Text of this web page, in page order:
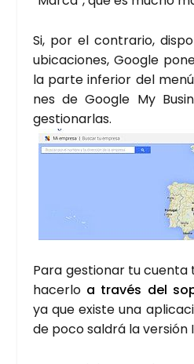
Si, por el con­tra­rio,
ubi­ca­cio­nes, Goo­gle
la par­te infe­rior del
nes de Goo­gle My
ges­tio­nar­las.
Para ges­tio­nar tu cuen­ta
hacer­lo a tra­vés del
ya que exis­te una
de poco sal­drá la ver­sión